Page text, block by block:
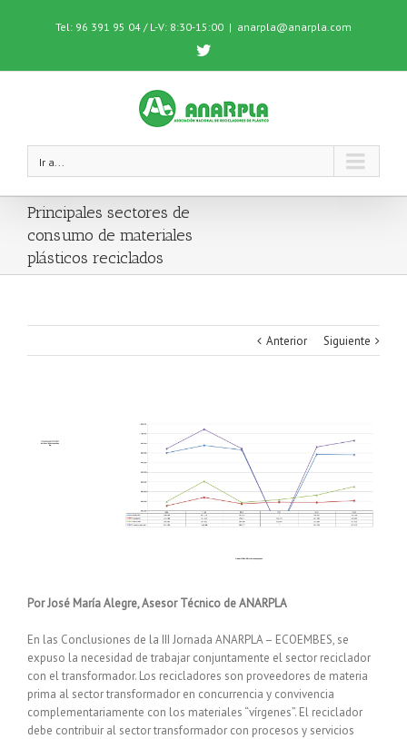
Tel: 96 391 95 04 / L-V: 8:30-15:00 | anarpla@anarpla.com
Twitter
Ir a...
Principales sectores de
consumo de materiales
plásticos reciclados
Anterior Siguiente
Por José María Alegre, Asesor Técnico de ANARPLA
En las Conclusiones de la III Jornada ANARPLA – ECOEMBES, se
expuso la necesidad de trabajar conjuntamente el sector reciclador
con el transformador. Los recicladores son proveedores de materia
prima al sector transformador en concurrencia y convivencia
complementariamente con los materiales “vírgenes”. El reciclador
debe contribuir al sector transformador con procesos y servicios